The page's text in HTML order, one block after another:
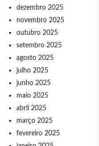
dezembro 2025
novembro 2025
outubro 2025
setembro 2025
agosto 2025
julho 2025
junho 2025
maio 2025
abril 2025
março 2025
fevereiro 2025